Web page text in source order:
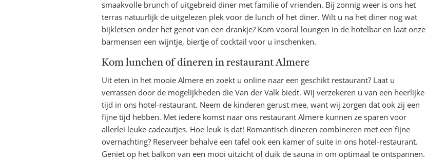
smaakvolle brunch of uitgebreid diner met familie of vrienden. Bij zonnig weer is ons het
terras natuurlijk de uitgelezen plek voor de lunch of het diner. Wilt u na het diner nog wat
bijkletsen onder het genot van een drankje? Kom vooral loungen in de hotelbar en laat onze
barmensen een wijntje, biertje of cocktail voor u inschenken.
Kom lunchen of dineren in restaurant Almere
Uit eten in het mooie Almere en zoekt u online naar een geschikt restaurant? Laat u
verrassen door de mogelijkheden die Van der Valk biedt. Wij verzekeren u van een heerlijke
tijd in ons hotel-restaurant. Neem de kinderen gerust mee, want wij zorgen dat ook zij een
fijne tijd hebben. Met iedere komst naar ons restaurant Almere kunnen ze sparen voor
allerlei leuke cadeautjes. Hoe leuk is dat! Romantisch dineren combineren met een fijne
overnachting? Reserveer behalve een tafel ook een kamer of suite in ons hotel-restaurant.
Geniet op het balkon van een mooi uitzicht of duik de sauna in om optimaal te ontspannen.